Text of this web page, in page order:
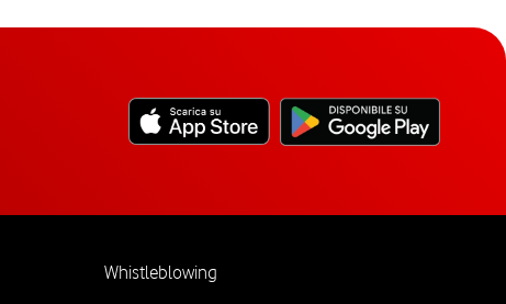
Whistleblowing